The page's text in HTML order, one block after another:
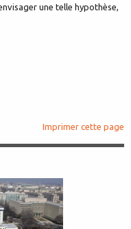
une telle hypothèse,
Imprimer cette page